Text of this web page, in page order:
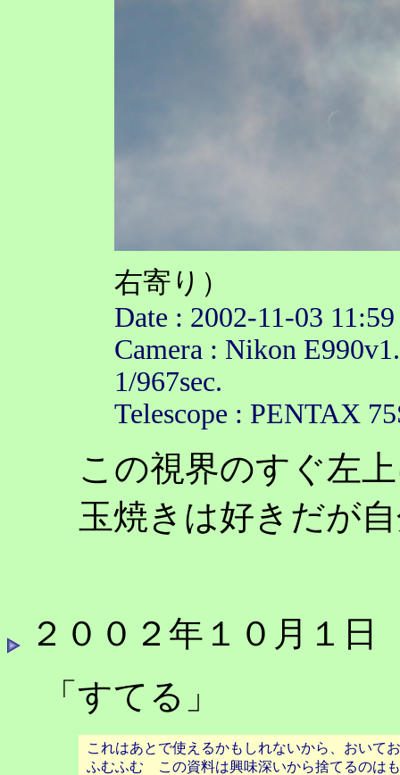
右寄り）
Date : 2002-11-03 11:59
Camera : Nikon
1/967sec.
Telescope : PENTAX
この視界のすぐ左
玉焼きは好きだが
２００２年１０月１日
「すてる」
これはあとで使えるかもしれないから、おいて
ふむふむ この資料は興味深いから捨てるのは